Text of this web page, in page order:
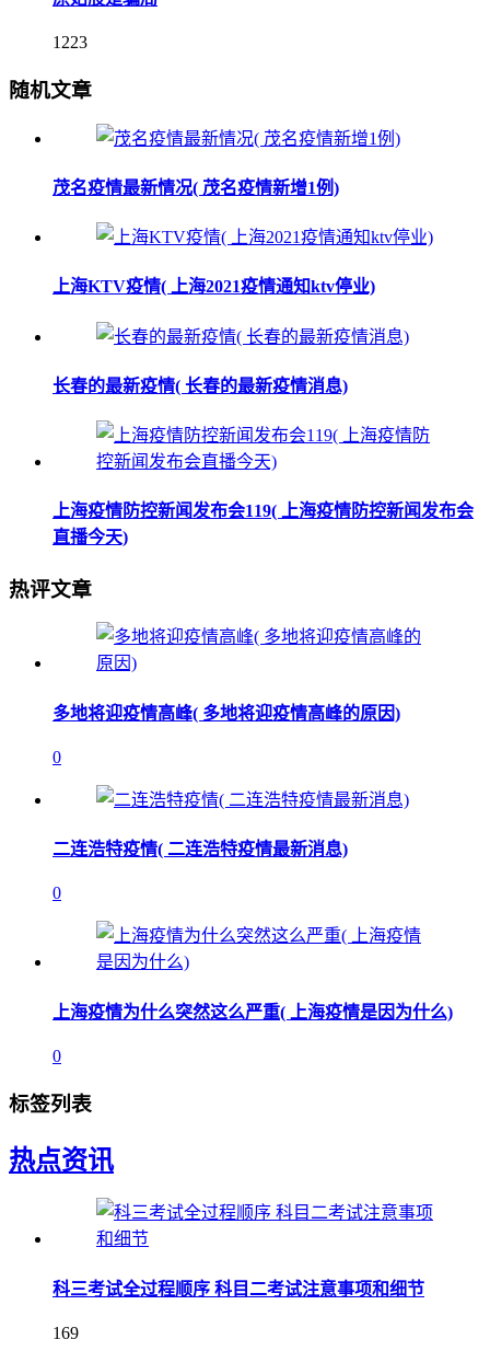
1223
随机文章
茂名疫情最新情况( 茂名疫情新增1例)
上海KTV疫情( 上海2021疫情通知ktv停业)
长春的最新疫情( 长春的最新疫情消息)
上海疫情防控新闻发布会119( 上海疫情防控新闻发布会
直播今天)
热评文章
多地将迎疫情高峰( 多地将迎疫情高峰的原因)
0
二连浩特疫情( 二连浩特疫情最新消息)
0
上海疫情为什么突然这么严重( 上海疫情是因为什么)
0
标签列表
热点资讯
科三考试全过程顺序 科目二考试注意事项和细节
169